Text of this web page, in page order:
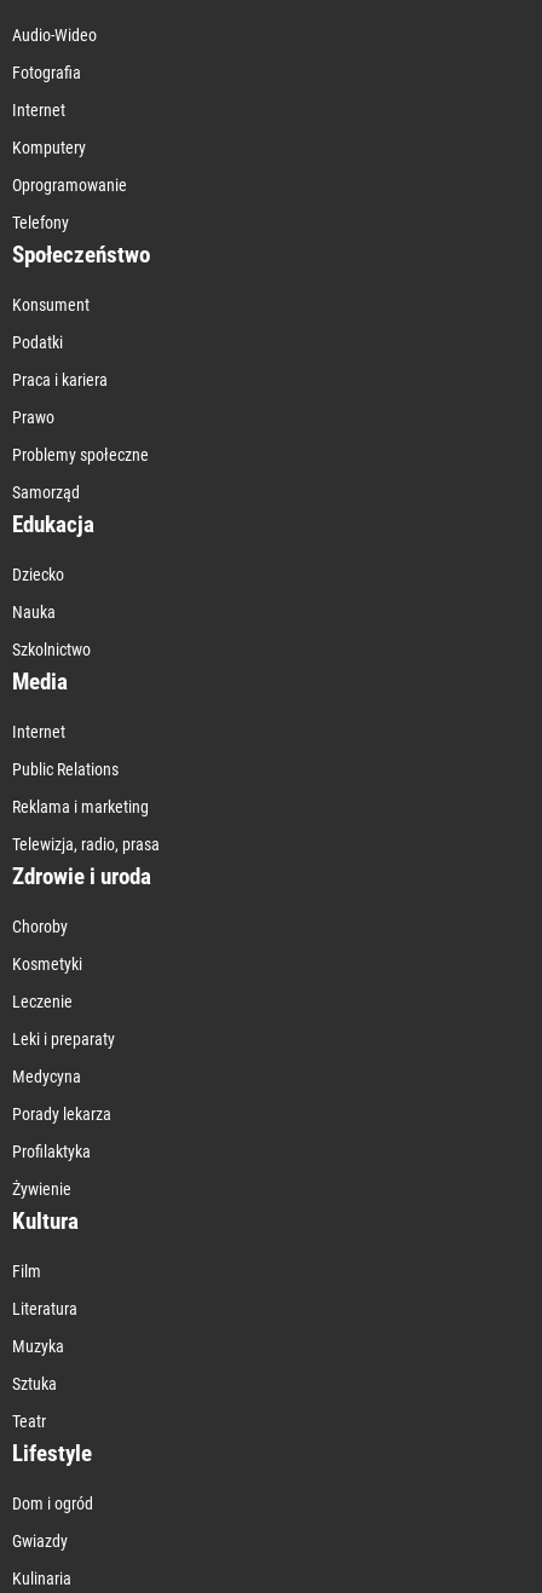
Audio-Wideo
Fotografia
Internet
Komputery
Oprogramowanie
Telefony
Społeczeństwo
Konsument
Podatki
Praca i kariera
Prawo
Problemy społeczne
Samorząd
Edukacja
Dziecko
Nauka
Szkolnictwo
Media
Internet
Public Relations
Reklama i marketing
Telewizja, radio, prasa
Zdrowie i uroda
Choroby
Kosmetyki
Leczenie
Leki i preparaty
Medycyna
Porady lekarza
Profilaktyka
Żywienie
Kultura
Film
Literatura
Muzyka
Sztuka
Teatr
Lifestyle
Dom i ogród
Gwiazdy
Kulinaria